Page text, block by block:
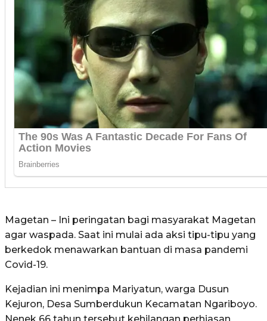
Magetan – Ini peringatan bagi masyarakat Magetan
agar waspada. Saat ini mulai ada aksi tipu-tipu yang
berkedok menawarkan bantuan di masa pandemi
Covid-19.
Kejadian ini menimpa Mariyatun, warga Dusun
Kejuron, Desa Sumberdukun Kecamatan Ngariboyo.